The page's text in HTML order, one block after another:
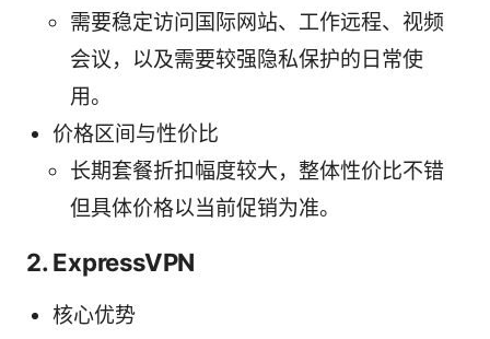
需要稳定访问国际网站、工作远程、视频
会议，以及需要较强隐私保护的日常使
用。
价格区间与性价比
长期套餐折扣幅度较大，整体性价比不错
但具体价格以当前促销为准。
2. ExpressVPN
核心优势